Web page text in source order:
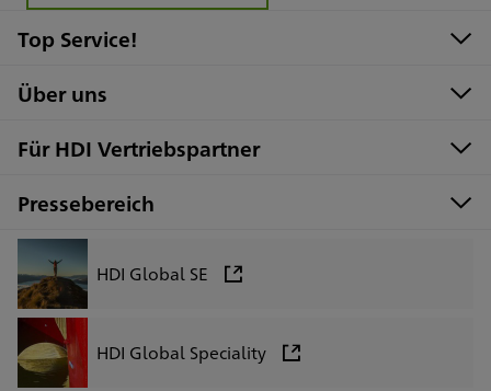
Top Service!
Über uns
Für HDI Vertriebspartner
Pressebereich
HDI Global SE
HDI Global Speciality